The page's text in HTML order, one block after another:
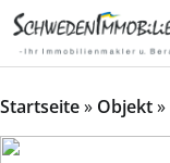
Startseite» Objekt»